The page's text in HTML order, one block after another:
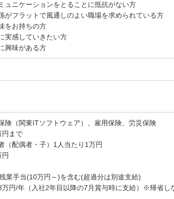
ュニケーションをとることに抵抗がない方
がフラットで風通しのよい職場を求められている方
をお持ちの方
実感していきたい方
興味がある方
険（関東ITソフトウェア）、雇用保険、労災保険
円まで
（配偶者・子）1人当たり1万円
円
業手当(10万円～)を含む(超過分は別途支給)
万円/年（入社2年目以降の7月賞与時に支給）※帰省し